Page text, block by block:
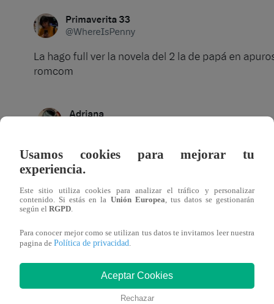
En tanto, los fanáticos de Latina también expresaron su
Apuros” en las publicaciones deInstagramy estos
Usamos cookies para mejorar tu
experiencia.
Este sitio utiliza cookies para analizar el tráfico y personalizar
contenido. Si estás en la Unión Europea , tus datos se gestionarán
según el RGPD
Para conocer mejor como se utilizan tus datos te invitamos leer nuestra
pagina de Política de privacidad
Aceptar Cookies
Rechazar